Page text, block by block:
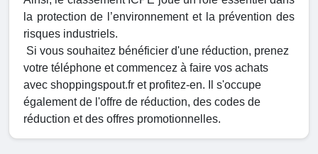
la protection de l’environnement et la prévention des
risques industriels.
Si vous souhaitez bénéficier d'une réduction, prenez
votre téléphone et commencez à faire vos achats
avec shoppingspout.fr et profitez-en. Il s'occupe
également de l'offre de réduction, des codes de
réduction et des offres promotionnelles.